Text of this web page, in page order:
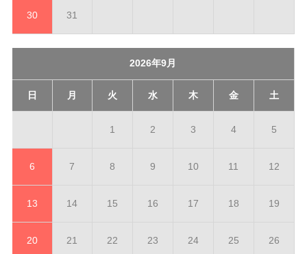
30 31
2026年9月
日 月 火 水 木 金 土
1 2 3 4 5
6 7 8 9 10 11 12
13 14 15 16 17 18 19
20 21 22 23 24 25 26